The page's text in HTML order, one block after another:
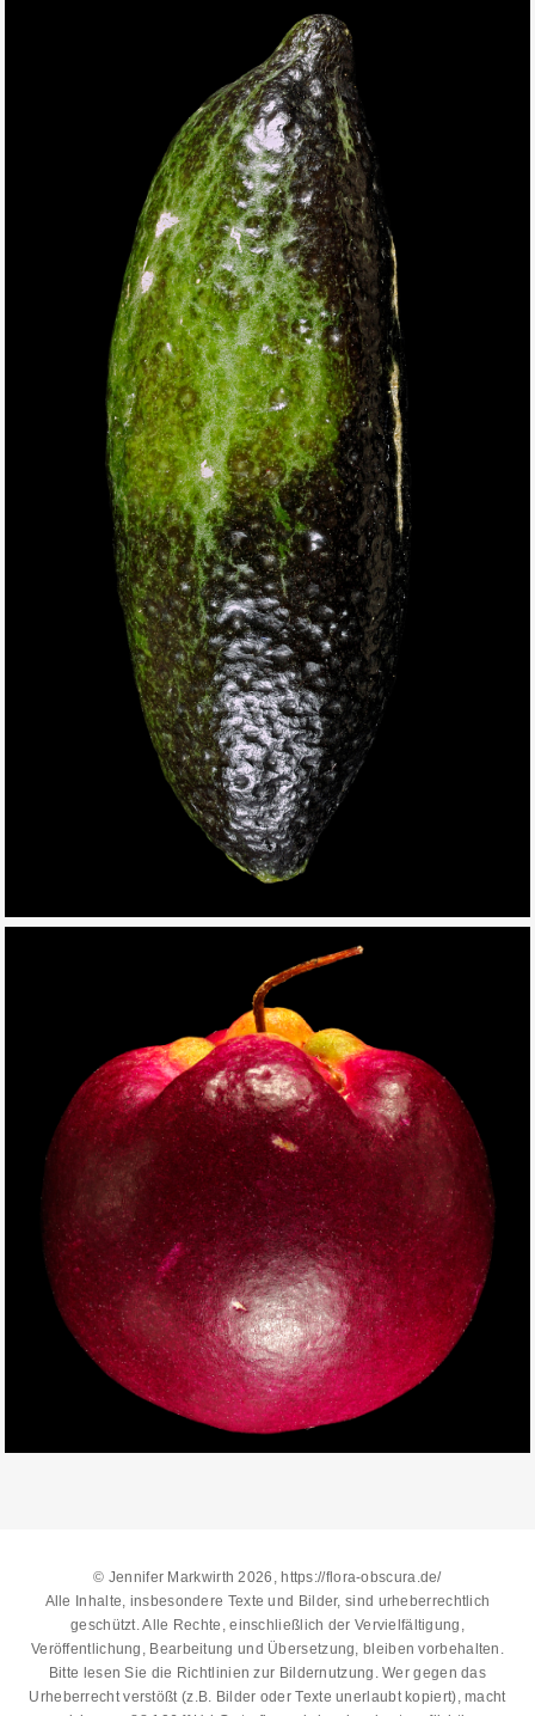
THIS SEARCH BAR ONLY WORKS IN THE GERMAN VERSION OF
THE WEBSITE! NON-GERMAN SPEAKERS PLEASE USE THE
SEARCH BAR ON THE WELCOME PAGE.
© Jennifer Markwirth 2026, https://flora-obscura.de/
Alle Inhalte, insbesondere Texte und Bilder, sind urheberrechtlich
geschützt. Alle Rechte, einschließlich der Vervielfältigung,
Veröffentlichung, Bearbeitung und Übersetzung, bleiben vorbehalten.
Bitte lesen Sie die Richtlinien zur Bildernutzung . Wer gegen das
Urheberrecht verstößt (z.B. Bilder oder Texte unerlaubt kopiert), macht